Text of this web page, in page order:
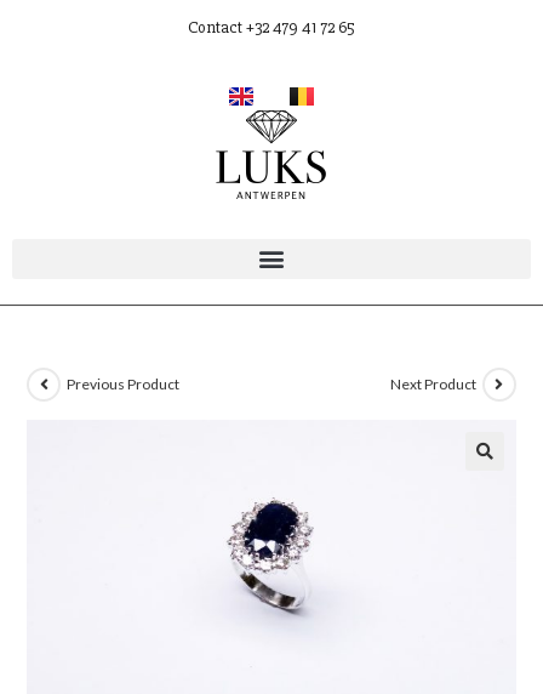
Contact +32 479 41 72 65
Previous Product Next Product